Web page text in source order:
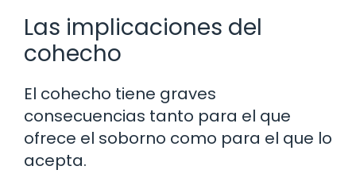
Las implicaciones del
cohecho
El cohecho tiene graves
consecuencias tanto para el que
ofrece el soborno como para el que lo
acepta.